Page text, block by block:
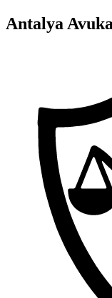
Antalya